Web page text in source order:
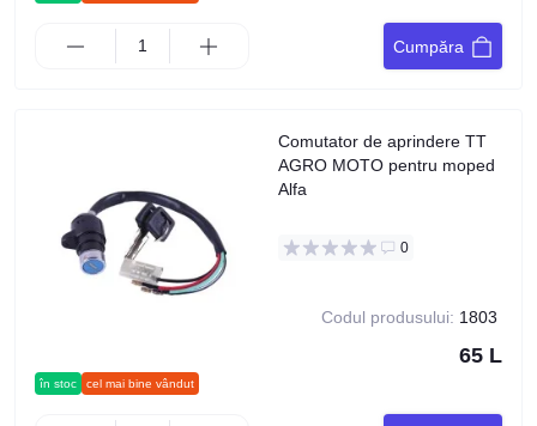
Cumpăra
în stoc cel mai bine vândut
Comutator de aprindere TT
AGRO MOTO pentru moped
Alfa
0
Codul produsului: 1803
65 L